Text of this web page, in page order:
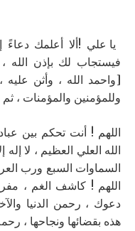
يا علي !ألا أعلمك
فيستجاب لك بإذن الله
[واحمد الله ، وأثن
وللمؤمنين والمؤمنات ،
اللهم ! أنت تحكم بين
الله العلي العظيم ، لا
السماوات السبع ورب
اللهم ! كاشف الغم ،
دعوك ، رحمن الدنيا
هذه بقضائها ونجاحها ،